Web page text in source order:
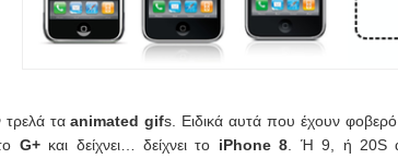
τρελά ταanimated gifs. Ειδικά αυτά που έχουν φοβερό
G+και δείχνει… δείχνει το iPhone 8 . Ή 9, ή 20S